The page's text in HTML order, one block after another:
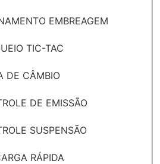
EMBREAGEM
TIC-TAC
DE CÂMBIO
DE EMISSÃO
SUSPENSÃO
RÁPIDA